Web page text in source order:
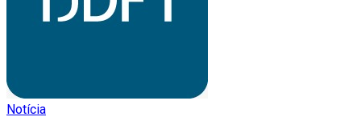
Notícia